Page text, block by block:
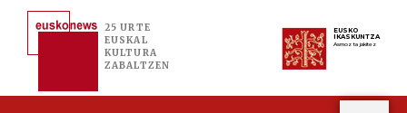
25 URTE
EUSKAL
KULTURA
ZABALTZEN
EUSKO
IKASKUNTZA
Asmoz ta jakitez